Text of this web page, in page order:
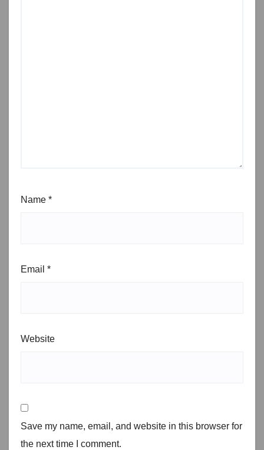
Name *
Email *
Website
Save my name, email, and website in this browser for
the next time I comment.